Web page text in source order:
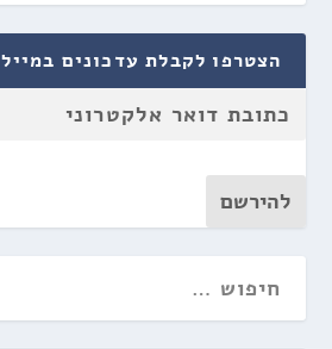
הצטרפו לקבלת עדכונים במייל
להירשם